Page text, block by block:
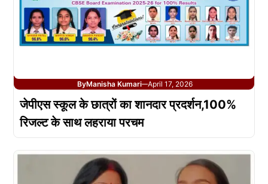
ByManisha Kumari—April 17, 2026
जेपीएस स्कूल के छात्रों का शानदार प्रदर्शन,100%
रिजल्ट के साथ लहराया परचम